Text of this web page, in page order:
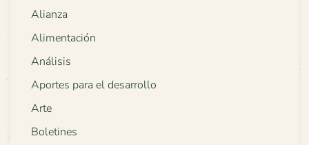
Alianza
Alimentación
Análisis
Aportes para el desarrollo
Arte
Boletines